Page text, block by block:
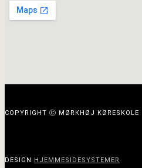
COPYRIGHT Ⓒ MØRKHØJ KØRESKOLE
DESIGN HJEMMESIDESYSTEMER